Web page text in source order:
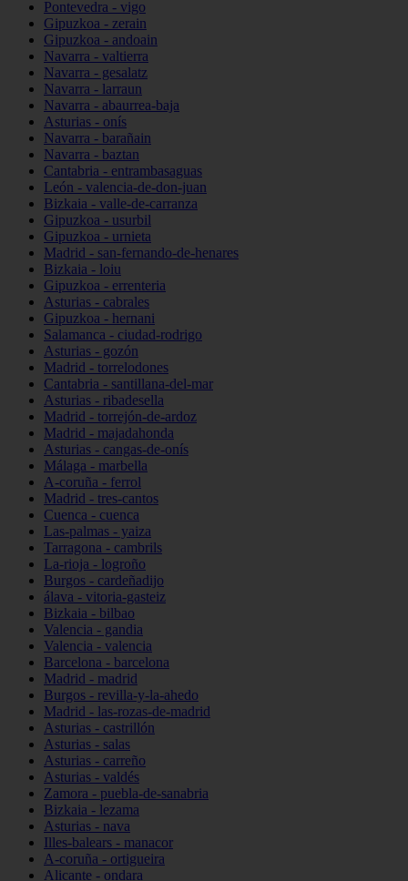
Pontevedra - vigo
Gipuzkoa - zerain
Gipuzkoa - andoain
Navarra - valtierra
Navarra - gesalatz
Navarra - larraun
Navarra - abaurrea-baja
Asturias - onís
Navarra - barañain
Navarra - baztan
Cantabria - entrambasaguas
León - valencia-de-don-juan
Bizkaia - valle-de-carranza
Gipuzkoa - usurbil
Gipuzkoa - urnieta
Madrid - san-fernando-de-henares
Bizkaia - loiu
Gipuzkoa - errenteria
Asturias - cabrales
Gipuzkoa - hernani
Salamanca - ciudad-rodrigo
Asturias - gozón
Madrid - torrelodones
Cantabria - santillana-del-mar
Asturias - ribadesella
Madrid - torrejón-de-ardoz
Madrid - majadahonda
Asturias - cangas-de-onís
Málaga - marbella
A-coruña - ferrol
Madrid - tres-cantos
Cuenca - cuenca
Las-palmas - yaiza
Tarragona - cambrils
La-rioja - logroño
Burgos - cardeñadijo
álava - vitoria-gasteiz
Bizkaia - bilbao
Valencia - gandia
Valencia - valencia
Barcelona - barcelona
Madrid - madrid
Burgos - revilla-y-la-ahedo
Madrid - las-rozas-de-madrid
Asturias - castrillón
Asturias - salas
Asturias - carreño
Asturias - valdés
Zamora - puebla-de-sanabria
Bizkaia - lezama
Asturias - nava
Illes-balears - manacor
A-coruña - ortigueira
Alicante - ondara